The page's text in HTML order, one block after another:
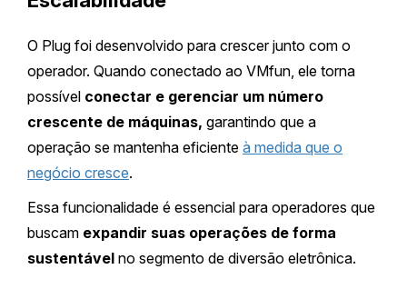
O Plug foi desenvolvido para crescer junto com o
operador. Quando conectado ao VMfun, ele torna
possível conectar e gerenciar um número
crescente de máquinas, garantindo que a
operação se mantenha eficiente à medida que o
negócio cresce.
Essa funcionalidade é essencial para operadores que
buscam expandir suas operações de forma
sustentável no segmento de diversão eletrônica.